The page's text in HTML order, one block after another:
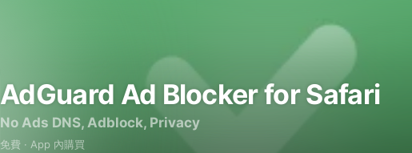
AdGuard Ad Blocker for Safari
No Ads DNS, Adblock, Privacy
免費 · App 內購買